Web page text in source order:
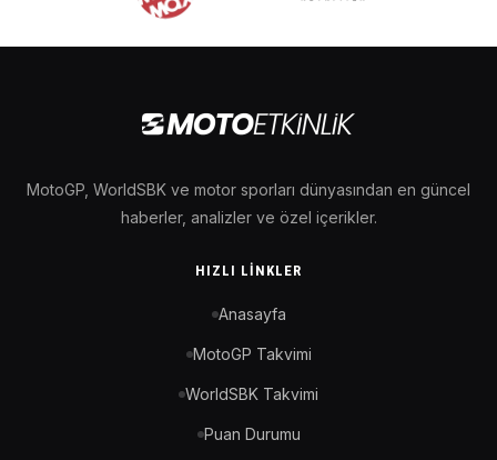
MotoGP, WorldSBK ve motor sporları dünyasından en güncel
haberler, analizler ve özel içerikler.
HIZLI LINKLER
Anasayfa
MotoGP Takvimi
WorldSBK Takvimi
Puan Durumu